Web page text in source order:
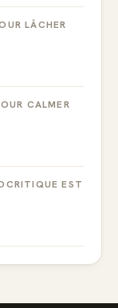
LÂCHER
CALMER
EST